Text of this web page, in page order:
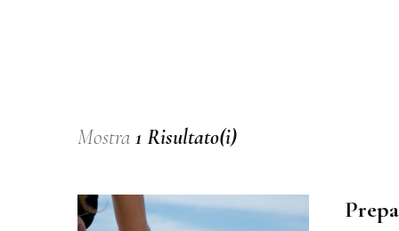
Mostra 1 Risultato(i)